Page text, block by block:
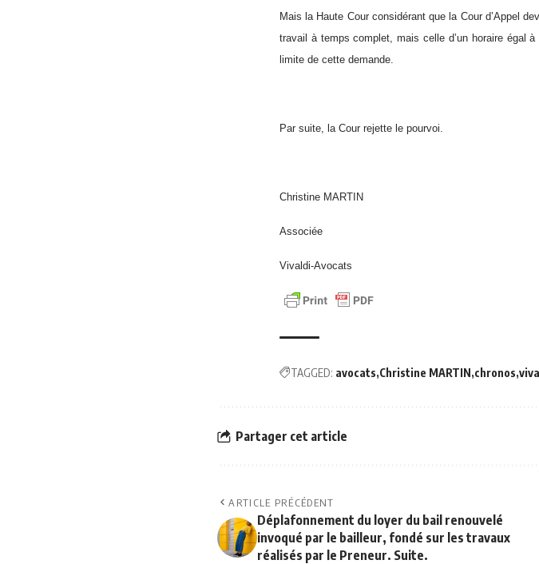
Mais la Haute Cour considérant que la Cour d’Appel
travail à temps complet, mais celle d’un horaire égal
limite de cette demande.
Par suite, la Cour rejette le pourvoi.
Christine MARTIN
Associée
Vivaldi-Avocats
TAGGED: avocats Christine MARTIN chronos
Partager cet article
ARTICLE PRÉCÉDENT
Déplafonnement du loyer du bail renouvelé
invoqué par le bailleur, fondé sur les travaux
réalisés par le Preneur. Suite.